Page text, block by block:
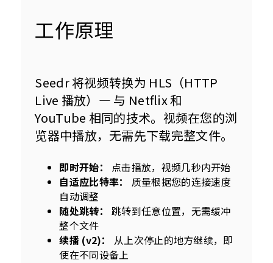
工作原理
Seedr 将视频转换为 HLS（HTTP
Live 播放）— 与 Netflix 和
YouTube 相同的技术。视频在您的浏
览器中播放，无需先下载完整文件。
即时开始：
点击播放，视频几秒内开始
自适应比特率：
质量根据您的连接速度
自动调整
随处跳转：
跳转到任意位置，无需缓冲
整个文件
续播 (v2)：
从上次停止的地方继续，即
使在不同设备上